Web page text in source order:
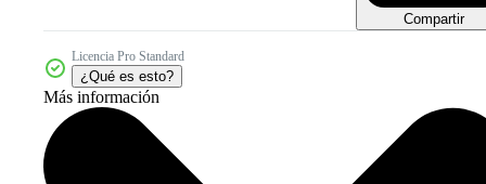
Compartir
Licencia Pro Standard
¿Qué es esto?
Más información